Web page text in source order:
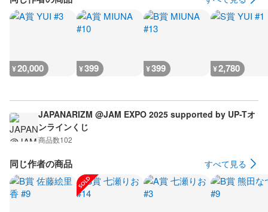
¥20,000 ¥399 ¥399 ¥2,780
JAPANARIZM @JAM EXPO 2025 supported by UP-Tオ
ンラインくじ
商品数102
同じ作者の商品 すべて見る